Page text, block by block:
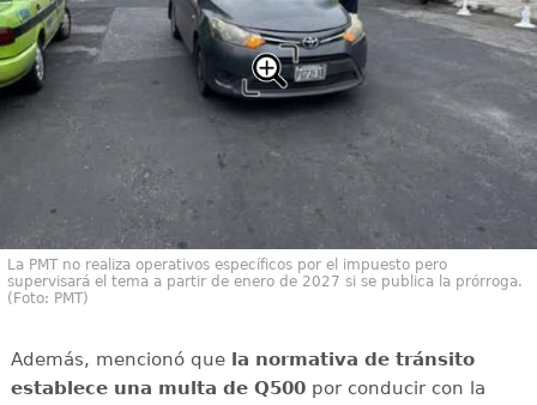
La PMT no realiza operativos específicos por el impuesto pero
supervisará el tema a partir de enero de 2027 si se publica la prórroga.
(Foto: PMT)
Además, mencionó que la normativa de tránsito
establece una multa de Q500por conducir con la